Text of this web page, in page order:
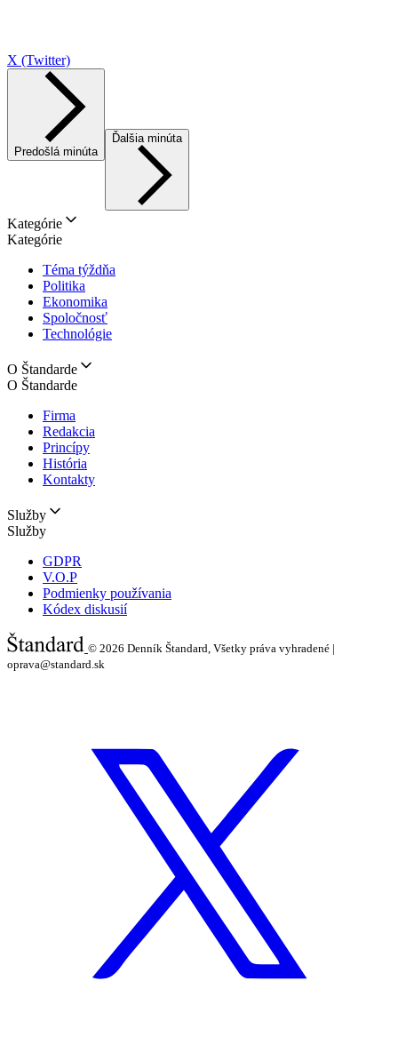
X (Twitter)
Predošlá minúta
Ďalšia minúta
Kategórie
Kategórie
Téma týždňa
Politika
Ekonomika
Spoločnosť
Technológie
O Štandarde
O Štandarde
Firma
Redakcia
Princípy
História
Kontakty
Služby
Služby
GDPR
V.O.P
Podmienky používania
Kódex diskusií
© 2026 Denník Štandard, Všetky práva vyhradené |
oprava@standard.sk